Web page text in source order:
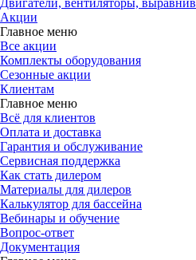
Двигатели, вентиляторы,
Акции
Главное меню
Все акции
Комплекты оборудования
Сезонные акции
Клиентам
Главное меню
Всё для клиентов
Оплата и доставка
Гарантия и обслуживание
Сервисная поддержка
Как стать дилером
Материалы для дилеров
Калькулятор для бассейна
Вебинары и обучение
Вопрос-ответ
Документация